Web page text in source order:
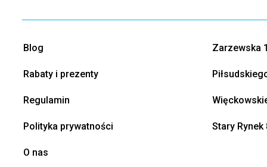
Blog
Rabaty i prezenty
Regulamin
Polityka prywatności
O nas
Zarzewska
Stary